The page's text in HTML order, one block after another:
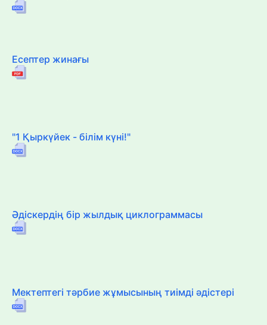
Есептер жинағы
"1 Қыркүйек - білім күні!"
Әдіскердің бір жылдық циклограммасы
Мектептегі тәрбие жұмысының тиімді әдістері